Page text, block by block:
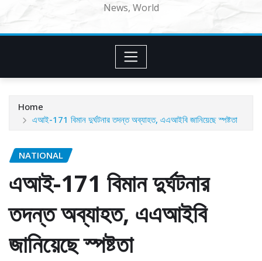
News, World
Home
এআই-171 বিমান দুর্ঘটনার তদন্ত অব্যাহত, এএআইবি জানিয়েছে স্পষ্টতা
NATIONAL
এআই-171 বিমান দুর্ঘটনার
তদন্ত অব্যাহত, এএআইবি
জানিয়েছে স্পষ্টতা